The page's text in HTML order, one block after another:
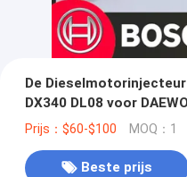
De
DX340 DL08 voor
Prijs：$60-$100 MOQ：1
Beste prijs